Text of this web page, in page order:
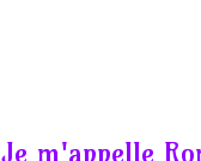
Je m'appelle